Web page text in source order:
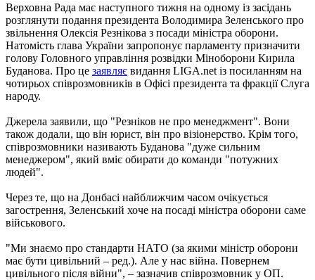
Верховна Рада має наступного тижня на одному із засідань
розглянути подання президента Володимира Зеленського про
звільнення Олексія Резнікова з посади міністра оборони.
Натомість глава України запропонує парламенту призначити
голову Головного управління розвідки Міноборони Кирила
Буданова. Про це заявляє видання LIGA.net із посиланням на
чотирьох співрозмовників в Офісі президента та фракції Слуга
народу.
Джерела заявили, що "Резніков не про менеджмент". Вони
також додали, що він юрист, він про візіонерство. Крім того,
співрозмовники називають Буданова "дуже сильним
менеджером", який вміє обирати до команди "потужних
людей".
Через те, що на Донбасі найближчим часом очікується
загострення, Зеленський хоче на посаді міністра оборони саме
військового.
"Ми знаємо про стандарти НАТО (за якими міністр оборони
має бути цивільний – ред.). Але у нас війна. Повернем
цивільного після війни", – зазначив співрозмовник у ОП.